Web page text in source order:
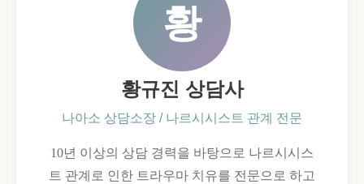
황
황규진 상담사
나아소 상담소장 / 나르시시스트 관계 전문
10년 이상의 상담 경력을 바탕으로 나르시시스
트 관계로 인한 트라우마 치유를 전문으로 하고